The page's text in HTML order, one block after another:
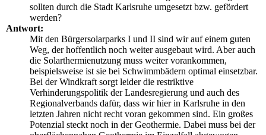
sollten durch die Stadt Karlsruhe umgesetzt bzw. gefördert
werden?
Antwort:
Mit den Bürgersolarparks I und II sind wir auf einem guten
Weg, der hoffentlich noch weiter ausgebaut wird. Aber auch
die Solarthermienutzung muss weiter vorankommen,
beispielsweise ist sie bei Schwimmbädern optimal einsetzbar.
Bei der Windkraft sorgt leider die restriktive
Verhinderungspolitik der Landesregierung und auch des
Regionalverbands dafür, dass wir hier in Karlsruhe in den
letzten Jahren nicht recht voran gekommen sind. Ein großes
Potenzial steckt noch in der Geothermie. Dabei muss bei der